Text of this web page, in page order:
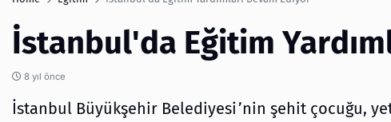
İstanbul'da Eğitim
8 yıl önce
İstanbul Büyükşehir Belediyesi’nin şehit çocuğu,